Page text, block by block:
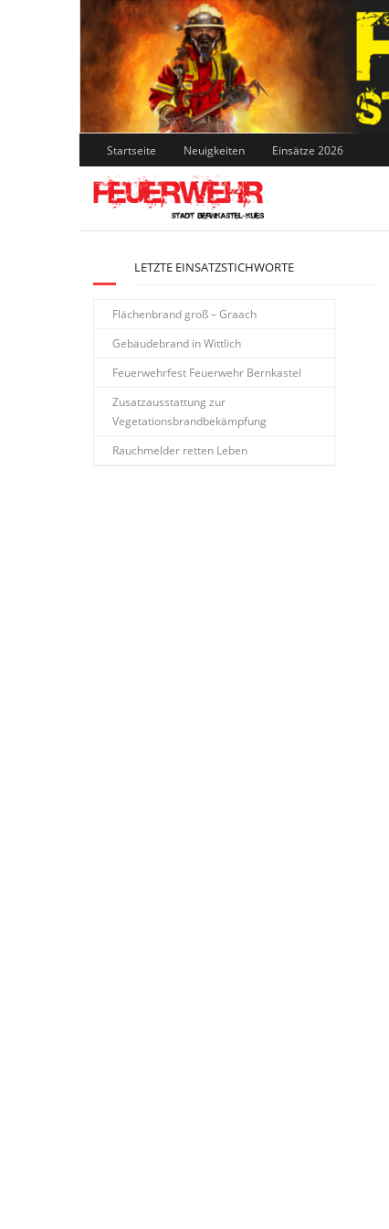
Skip
to
content
Startseite Neuigkeiten Einsätze 2026
LETZTE EINSATZSTICHWORTE
Flächenbrand groß – Graach
Gebäudebrand in Wittlich
Feuerwehrfest Feuerwehr Bernkastel
Zusatzausstattung zur
Vegetationsbrandbekämpfung
Rauchmelder retten Leben